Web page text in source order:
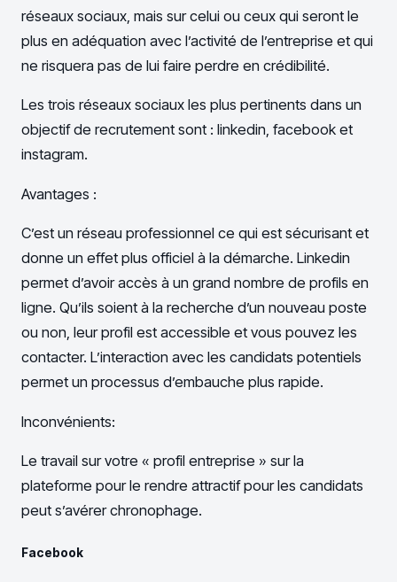
réseaux sociaux, mais sur celui ou ceux qui seront le
plus en adéquation avec l’activité de l’entreprise et qui
ne risquera pas de lui faire perdre en crédibilité.
Les trois réseaux sociaux les plus pertinents dans un
objectif de recrutement sont : linkedin, facebook et
instagram.
Avantages :
C’est un réseau professionnel ce qui est sécurisant et
donne un effet plus officiel à la démarche. Linkedin
permet d’avoir accès à un grand nombre de profils en
ligne. Qu’ils soient à la recherche d’un nouveau poste
ou non, leur profil est accessible et vous pouvez les
contacter. L’interaction avec les candidats potentiels
permet un processus d’embauche plus rapide.
Inconvénients:
Le travail sur votre « profil entreprise » sur la
plateforme pour le rendre attractif pour les candidats
peut s’avérer chronophage.
Facebook